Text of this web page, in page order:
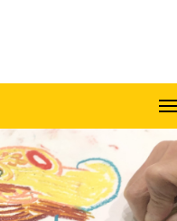
A A A